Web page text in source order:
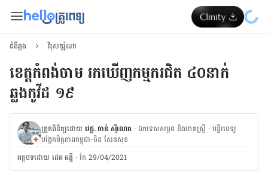
ជំងឺឆ្លង វីរុសកូរ៉ូណា
ខេត្តកំពង់ចាម រកឃើញកម្មករជិត ៤០នាក់
ឆ្លងកូវីដ ១៩
ត្រួតពិនិត្យដោយ វេជ្ជ. ចាន់ ស៊ីណេត ·ឯកទេសសម្ភព និងរោគស្ត្រី ·ម​ន្ទីរពេទ្យ
បង្អែកមិត្តភាពកម្ពុជា-ចិន សែនសុខ
អត្ថបទ​ដោយ ដេត ធន្នី ·កែ 29/04/2021